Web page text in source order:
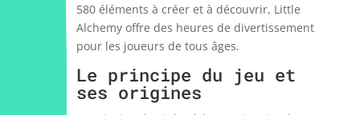
580 éléments à créer et à découvrir, Little
Alchemy offre des heures de divertissement
pour les joueurs de tous âges.
Le principe du jeu et
ses origines